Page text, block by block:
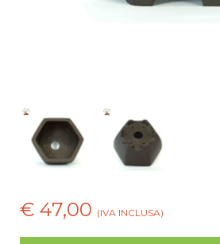
€ 47,00 (IVA INCLUSA)